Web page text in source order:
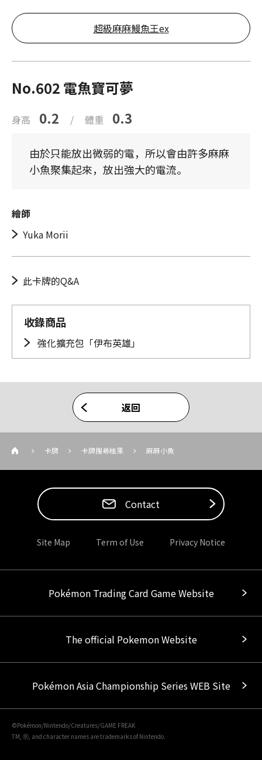
超級麻麻鰻魚王ex
No.602 電魚寶可夢
身高 0.2 / 體重 0.3
由於只能放出微弱的電，所以會由許多麻麻
小魚聚集起來，放出強大的電流。
繪師
Yuka Morii
此卡牌的Q&A
收錄商品
強化擴充包「伊布英雄」
返回
卡牌 卡牌搜尋結果 麻麻小魚
Contact
Site Map Term of Use Privacy Notice
Pokémon Trading Card Game Website
The official Pokemon Website
Pokémon Asia Championship Series WEB Site
©Pokémon/Nintendo/Creatures/GAME FREAK
TM, Ⓡ, and character names are trademarks of Nintendo.